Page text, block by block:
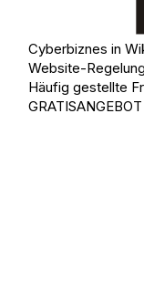
Cyberbiznes in
Website-
Häufig gestellte